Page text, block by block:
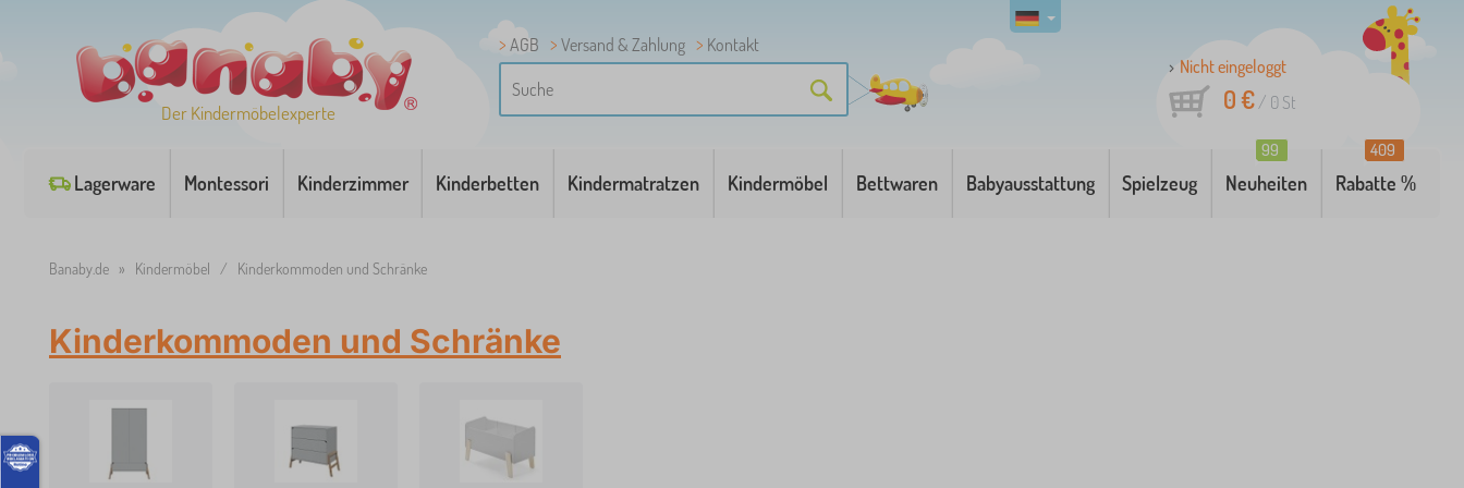
Der Kindermöbelexperte
AGB Versand & Zahlung
Kontakt
Nicht eingeloggt
0 €/ 0 St
Lagerware Montessori Kinderzimmer Kinderbetten Kindermatratzen Kindermöbel Bettwaren Babyausstattung Spielzeug Neuheiten
99
Rabatte %
409
Banaby.de » Kindermöbel / Kinderkommoden und Schränke
Kinderkommoden und Schränke